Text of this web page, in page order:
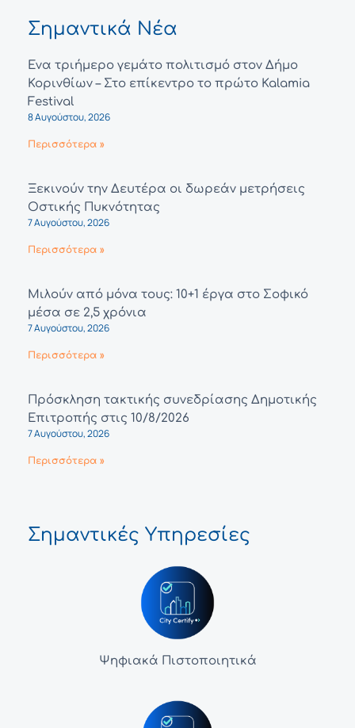
Σημαντικά Νέα
Ένα τριήμερο γεμάτο πολιτισμό στον Δήμο
Κορινθίων – Στο επίκεντρο το πρώτο Kalamia
Festival
8 Αυγούστου, 2026
Περισσότερα »
Ξεκινούν την Δευτέρα οι δωρεάν μετρήσεις
Οστικής Πυκνότητας
7 Αυγούστου, 2026
Περισσότερα »
Μιλούν από μόνα τους: 10+1 έργα στο Σοφικό
μέσα σε 2,5 χρόνια
7 Αυγούστου, 2026
Περισσότερα »
Πρόσκληση τακτικής συνεδρίασης Δημοτικής
Επιτροπής στις 10/8/2026
7 Αυγούστου, 2026
Περισσότερα »
Σημαντικές Υπηρεσίες
Ψηφιακά Πιστοποιητικά